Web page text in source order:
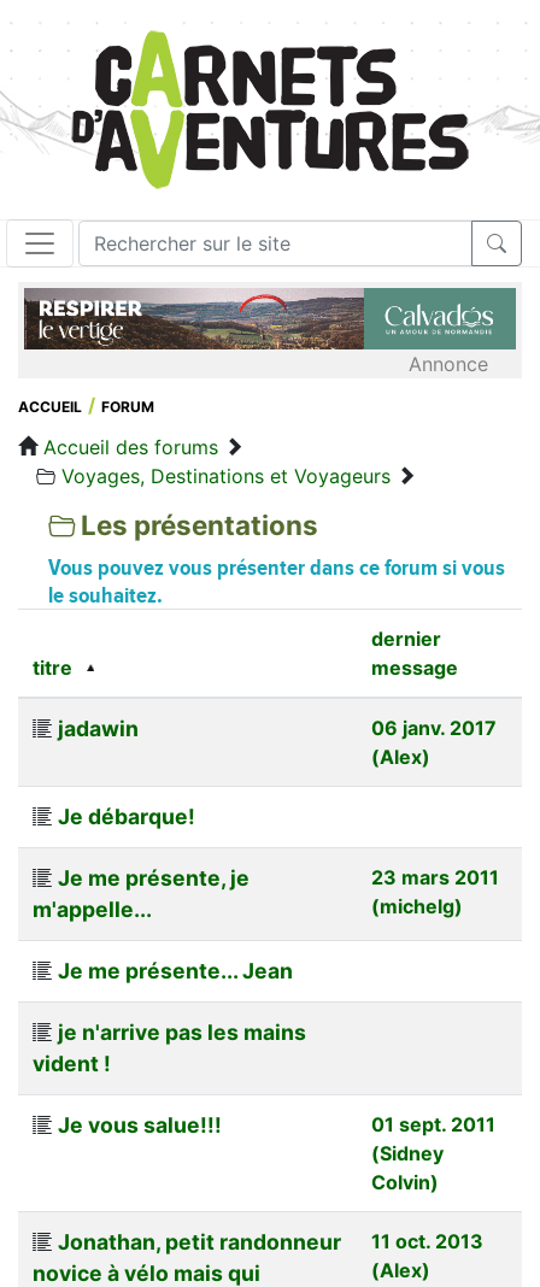
Annonce
ACCUEIL FORUM
Accueil des forums
Voyages, Destinations et Voyageurs
Les présentations
Vous pouvez vous présenter dans ce forum si vous
le souhaitez.
titre
dernier
message
jadawin
06 janv. 2017
(Alex)
Je débarque!
Je me présente, je
m'appelle...
23 mars 2011
(michelg)
Je me présente... Jean
je n'arrive pas les mains
vident !
Je vous salue!!!
01 sept. 2011
(Sidney
Colvin)
Jonathan, petit randonneur
novice à vélo mais qui
11 oct. 2013
(Alex)